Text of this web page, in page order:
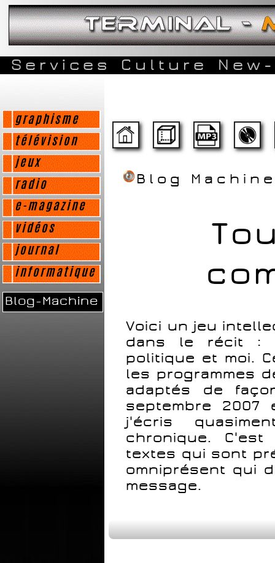
Services Culture
graphisme
télévision
jeux
radio
e-magazine
vidéos
journal
informatique
Blog-Machine
Blog
Voici un jeu
dans le récit :
politique et moi.
les programmes
adaptés de
septembre
j'écris
chronique.
textes qui sont
omniprésent qui
message.